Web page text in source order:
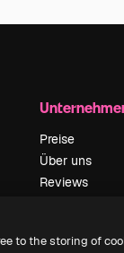
Preise
Über uns
Reviews
Blog
to the storing of